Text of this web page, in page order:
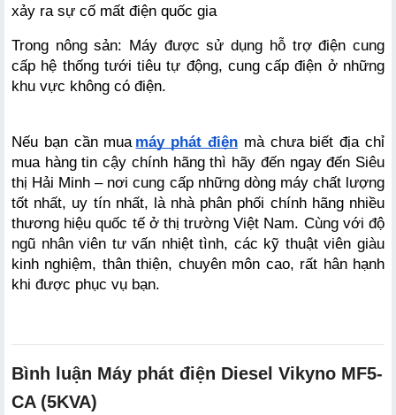
xảy ra sự cố mất điện quốc gia
Trong nông sản: Máy được sử dụng hỗ trợ điện cung
cấp hệ thống tưới tiêu tự động, cung cấp điện ở những
khu vực không có điện.
Nếu bạn cần mua máy phát điện mà chưa biết địa chỉ
mua hàng tin cậy chính hãng thì hãy đến ngay đến Siêu
thị Hải Minh – nơi cung cấp những dòng máy chất lượng
tốt nhất, uy tín nhất, là nhà phân phối chính hãng nhiều
thương hiệu quốc tế ở thị trường Việt Nam. Cùng với độ
ngũ nhân viên tư vấn nhiệt tình, các kỹ thuật viên giàu
kinh nghiệm, thân thiện, chuyên môn cao, rất hân hạnh
khi được phục vụ bạn.
Bình luận Máy phát điện Diesel Vikyno MF5-
CA (5KVA)